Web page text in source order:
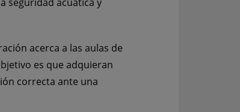
acerca a las aulas de
es que adquieran
correcta ante una